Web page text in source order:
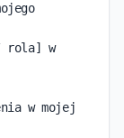
rola] w
w mojej